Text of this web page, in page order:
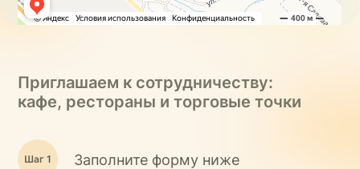
Приглашаем к сотрудничеству:
кафе, рестораны и торговые точки
Заполните форму ниже